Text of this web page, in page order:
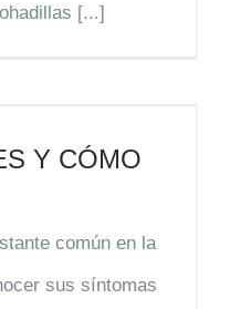
[...]
Y CÓMO
común en la
sus síntomas